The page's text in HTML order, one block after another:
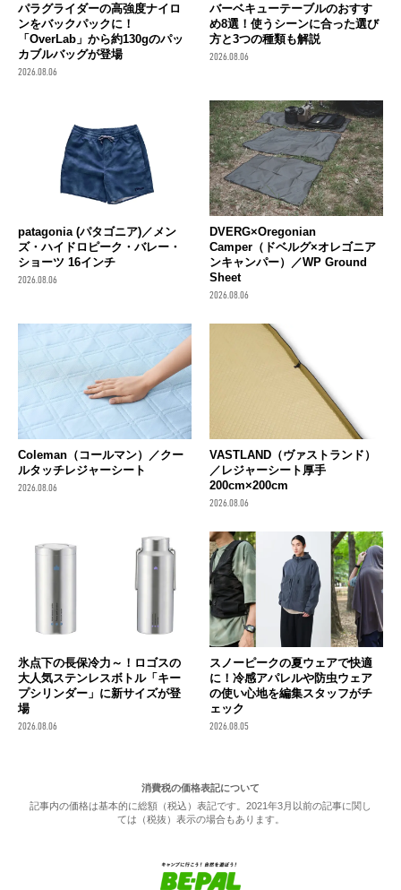
パラグライダーの高強度ナイロ
ンをバックパックに！
「OverLab」から約130gのパッ
カブルバッグが登場
2026.08.06
バーベキューテーブルのおすす
め8選！使うシーンに合った選び
方と3つの種類も解説
2026.08.06
patagonia (パタゴニア)／メン
ズ・ハイドロピーク・バレー・
ショーツ 16インチ
2026.08.06
DVERG×Oregonian
Camper（ドベルグ×オレゴニア
ンキャンパー）／WP Ground
Sheet
2026.08.06
Coleman（コールマン）／クー
ルタッチレジャーシート
2026.08.06
VASTLAND（ヴァストランド）
／レジャーシート厚手
200cm×200cm
2026.08.06
氷点下の長保冷力～！ロゴスの
大人気ステンレスボトル「キー
プシリンダー」に新サイズが登
場
2026.08.06
スノーピークの夏ウェアで快適
に！冷感アパレルや防虫ウェア
の使い心地を編集スタッフがチ
ェック
2026.08.05
消費税の価格表記について
記事内の価格は基本的に総額（税込）表記です。2021年3月以前の記事に関し
ては（税抜）表示の場合もあります。